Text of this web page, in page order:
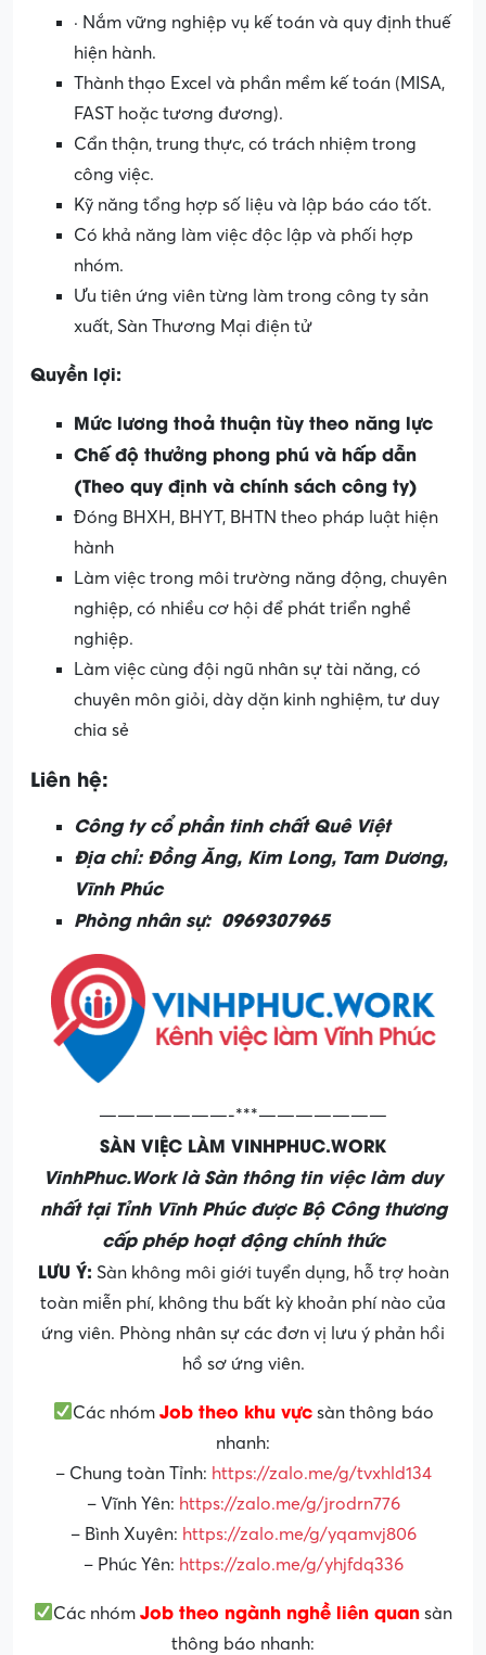
· Nắm vững nghiệp vụ kế toán và quy định thuế
hiện hành.
Thành thạo Excel và phần mềm kế toán (MISA,
FAST hoặc tương đương).
Cẩn thận, trung thực, có trách nhiệm trong
công việc.
Kỹ năng tổng hợp số liệu và lập báo cáo tốt.
Có khả năng làm việc độc lập và phối hợp
nhóm.
Ưu tiên ứng viên từng làm trong công ty sản
xuất, Sàn Thương Mại điện tử
Quyền lợi:
Mức lương thoả thuận tùy theo năng lực
Chế độ thưởng phong phú và hấp dẫn
(Theo quy định và chính sách công ty)
Đóng BHXH, BHYT, BHTN theo pháp luật hiện
hành
Làm việc trong môi trường năng động, chuyên
nghiệp, có nhiều cơ hội để phát triển nghề
nghiệp.
Làm việc cùng đội ngũ nhân sự tài năng, có
chuyên môn giỏi, dày dặn kinh nghiệm, tư duy
chia sẻ
Liên hệ:
Công ty cổ phần tinh chất Quê Việt
Địa chỉ: Đồng Ăng, Kim Long, Tam Dương,
Vĩnh Phúc
Phòng nhân sự: 0969307965
———————-***———————
SÀN VIỆC LÀM VINHPHUC.WORK
VinhPhuc.Work là Sàn thông tin việc làm duy
nhất tại Tỉnh Vĩnh Phúc được Bộ Công thương
cấp phép hoạt động chính thức
LƯU Ý: Sàn không môi giới tuyển dụng, hỗ trợ hoàn
toàn miễn phí, không thu bất kỳ khoản phí nào của
ứng viên. Phòng nhân sự các đơn vị lưu ý phản hồi
hồ sơ ứng viên.
Các nhóm Job theo khu vựcsàn thông báo
nhanh:
– Chung toàn Tỉnh: https://zalo.me/g/tvxhld134
– Vĩnh Yên: https://zalo.me/g/jrodrn776
– Bình Xuyên: https://zalo.me/g/yqamvj806
– Phúc Yên: https://zalo.me/g/yhjfdq336
Các nhómJob theo ngành nghề liên quan sàn
thông báo nhanh: